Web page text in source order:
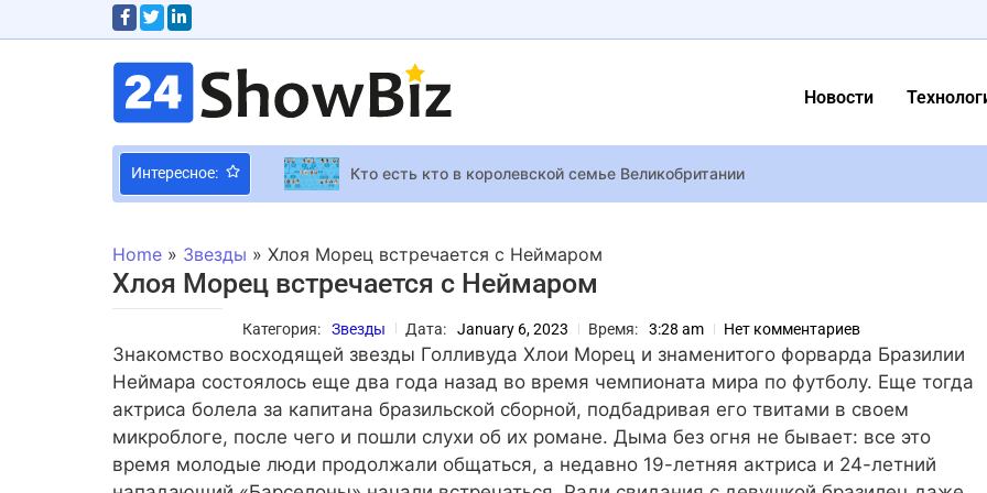
Новости
Интересное:
Кто есть кто в королевской семье Великобритании
Фанаты Final Fantasy XIV все еще пытаются угадать два новых класса
Creative Assembly раскрыла первые шесть фракций Total War Medieval 3 и
Uncharted В новой рекламе PlayStation 5 нашли намеки на новую Uncharted
Падалко, Хамайко, Барбир: истории ведущих, которые ждут мужчин с фронта
Александр Усик в четвертый раз стал отцом – жена родила дочь весом почти 5 кг
Бэррон Трамп участвует в последнем увлечении напитками благодаря новому
Премьеры недели: Билык перевыпустила хит 13-летней давности, а Полякова
Home » Звезды » Хлоя Морец встречается с Неймаром
Хлоя Морец встречается с Неймаром
Категория: Звезды Дата: January 6, 2023 Время: 3:28 am Нет комментариев
Знакомство восходящей звезды Голливуда Хлои Морец и знаменитого форварда Бразилии
Неймара состоялось еще два года назад во время чемпионата мира по футболу. Еще тогда
актриса болела за капитана бразильской сборной, подбадривая его твитами в своем
микроблоге, после чего и пошли слухи об их романе. Дыма без огня не бывает: все это
время молодые люди продолжали общаться, а недавно 19-летняя актриса и 24-летний